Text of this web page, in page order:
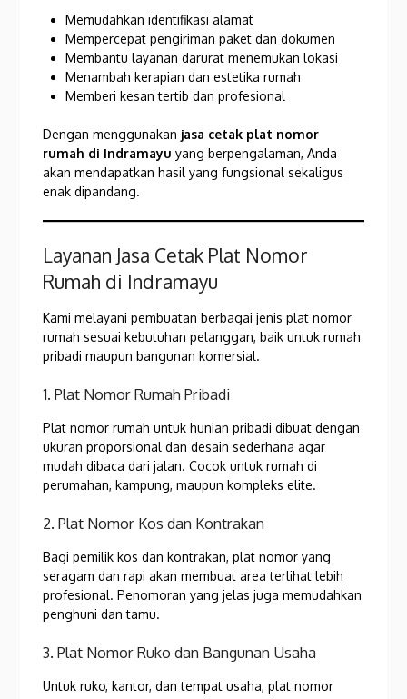
Memudahkan identifikasi alamat
Mempercepat pengiriman paket dan dokumen
Membantu layanan darurat menemukan lokasi
Menambah kerapian dan estetika rumah
Memberi kesan tertib dan profesional
Dengan menggunakan jasa cetak plat nomor
rumah di Indramayu yang berpengalaman, Anda
akan mendapatkan hasil yang fungsional sekaligus
enak dipandang.
Layanan Jasa Cetak Plat Nomor
Rumah di Indramayu
Kami melayani pembuatan berbagai jenis plat nomor
rumah sesuai kebutuhan pelanggan, baik untuk rumah
pribadi maupun bangunan komersial.
1. Plat Nomor Rumah Pribadi
Plat nomor rumah untuk hunian pribadi dibuat dengan
ukuran proporsional dan desain sederhana agar
mudah dibaca dari jalan. Cocok untuk rumah di
perumahan, kampung, maupun kompleks elite.
2. Plat Nomor Kos dan Kontrakan
Bagi pemilik kos dan kontrakan, plat nomor yang
seragam dan rapi akan membuat area terlihat lebih
profesional. Penomoran yang jelas juga memudahkan
penghuni dan tamu.
3. Plat Nomor Ruko dan Bangunan Usaha
Untuk ruko, kantor, dan tempat usaha, plat nomor